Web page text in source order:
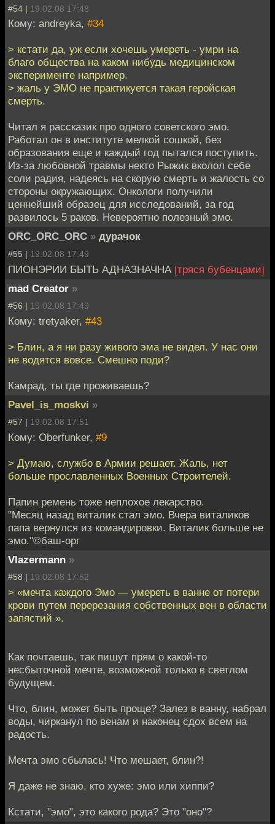
#54 | 19.02.08 17:48
Кому: andreyka, #34
> кстати да, уж если хочешь умереть - умри на
благо общества на каком нибудь медицинском
эксперименте например.
> жаль у ЭМО не практикуется такая геройская
смерть.
Читал я рассказик про одного советского эмо.
Работал он в институте мелкой сошкой, без
образования еще и каждый год пытался поступить.
Из-за любовной травмы некто Рыжик вколол себе
соли радия, надеясь на скорую смерть и жалость со
стороны окружающих. Онкологи получили
ценнейший образец для исследований, за год
развилось 5 раков. Невероятно полезный эмо.
ORC_ORC_ORC » дурачок
#55 | 19.02.08 17:49
ПИОНЭРИИ БЫТЬ АДНАЗНАЧНА [тряся бубенцами]
mad Creator »
#56 | 19.02.08 17:49
Кому: tretyaker, #43
> Блин, а я ни разу живого эма не видел. У нас они
не водятся вовсе. Смешно поди?
Камрад, ты где проживаешь?
Pavel_is_moskvi »
#57 | 19.02.08 17:51
Кому: Oberfunker, #9
> Думаю, службо в Армии решает. Жаль, нет
больше прославленных Военных Строителей.
Папин ремень тоже неплохое лекарство.
"Месяц назад виталик стал эмо. Вчера виталиков
папа вернулся из командировки. Виталик больше не
эмо."©баш-орг
Vlazermann »
#58 | 19.02.08 17:52
> «мечта каждого Эмо — умереть в ванне от потери
крови путем перерезания собственных вен в области
запястий ».
Как почтаешь, так пишут прям о какой-то
несбыточной мечте, возможной только в светлом
будущем.
Что, блин, может быть проще? Залез в ванну, набрал
воды, чирканул по венам и наконец сдох всем на
радость.
Мечта эмо сбылась! Что мешает, блин?!
Я даже не знаю, кто хуже: эмо или хиппи?
Кстати, "эмо", это какого рода? Это "оно"?